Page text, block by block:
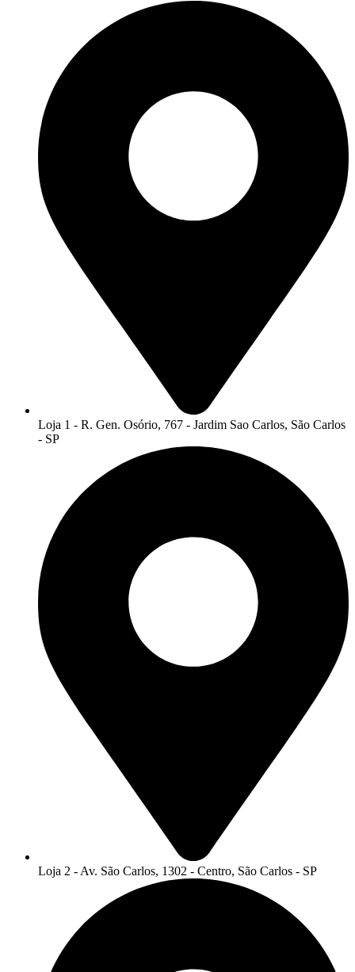
Loja 1 - R. Gen. Osório, 767 - Jardim Sao Carlos, São Carlos
- SP
Loja 2 - Av. São Carlos, 1302 - Centro, São Carlos - SP